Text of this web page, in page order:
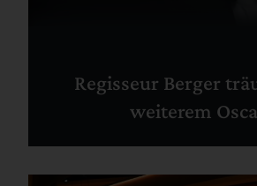
Regisseur Berger
weiterem